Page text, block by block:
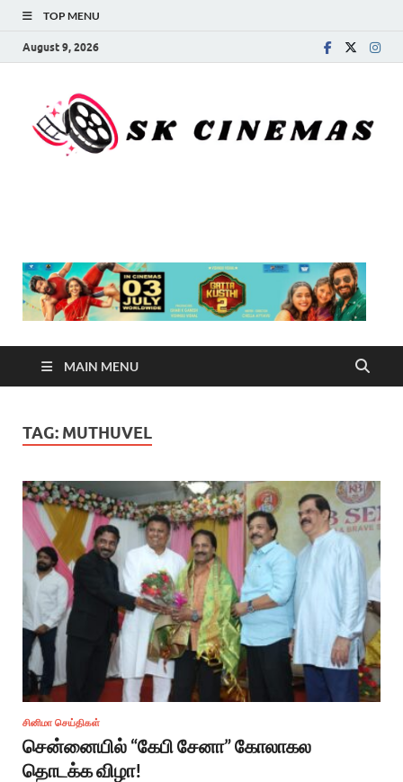
TOP MENU
August 9, 2026
MAIN MENU
TAG: MUTHUVEL
சினிமா செய்திகள்
சென்னையில் “கேபி சேனா” கோலாகல
தொடக்க விழா!